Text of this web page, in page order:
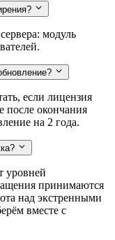
модуль
если лицензия
после окончания
на 2 года.
уровней
принимаются
над экстренными
вместе с